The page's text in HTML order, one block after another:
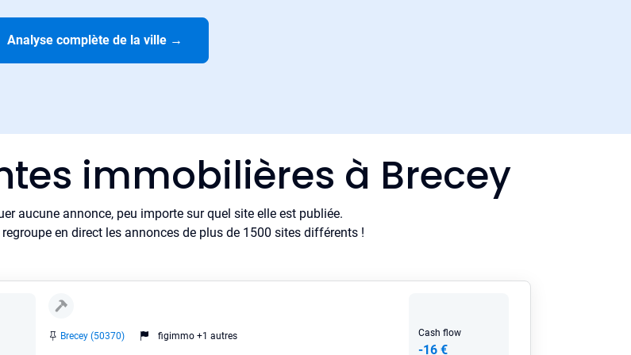
Analyse complète de la ville →
immobilières à Brecey
aucune annonce, peu importe sur quel site elle est publiée.
en direct les annonces de plus de 1500 sites différents !
Brecey (50370) figimmo +1 autres Cash flow
-16 €